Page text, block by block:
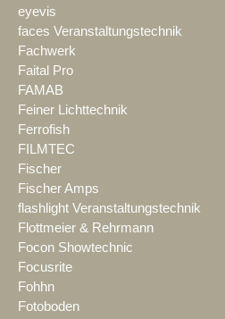
eyevis
faces Veranstaltungstechnik
Fachwerk
Faital Pro
FAMAB
Feiner Lichttechnik
Ferrofish
FILMTEC
Fischer
Fischer Amps
flashlight Veranstaltungstechnik
Flottmeier & Rehrmann
Focon Showtechnic
Focusrite
Fohhn
Fotoboden